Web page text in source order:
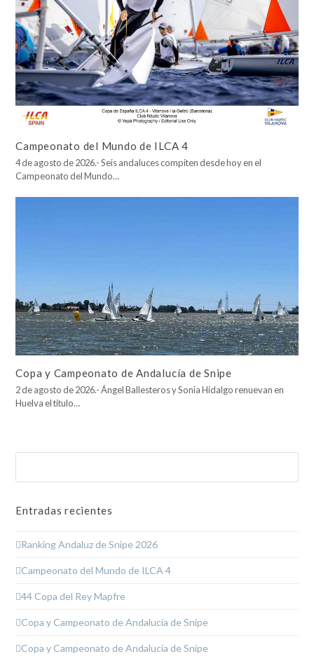
Campeonato del Mundo de ILCA 4
4 de agosto de 2026.- Seis andaluces compiten desde hoy en el
Campeonato del Mundo…
Copa y Campeonato de Andalucía de Snipe
2 de agosto de 2026.- Ángel Ballesteros y Sonia Hidalgo renuevan en
Huelva el título…
Entradas recientes
Ranking Andaluz de Snipe 2026
Campeonato del Mundo de ILCA 4
44 Copa del Rey Mapfre
Copa y Campeonato de Andalucía de Snipe
Copa y Campeonato de Andalucía de Snipe